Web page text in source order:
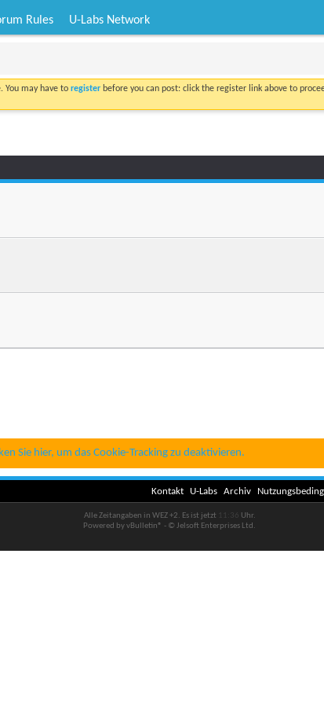
Rules U-Labs Network
You may have toregister before you can post: click the register link above to
Sie hier, um das Cookie-Tracking zu deaktivieren.
Kontakt U-Labs Archiv
Alle Zeitangaben in WEZ +2. Es ist jetzt 11:36 Uhr.
Powered by vBulletin® - © Jelsoft Enterprises Ltd.